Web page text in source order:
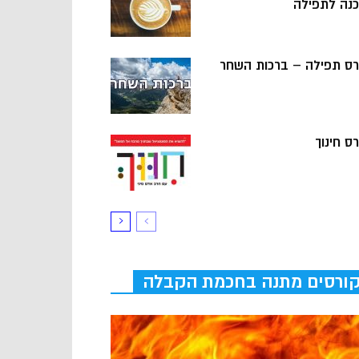
לתפילה
תפילה – ברכות השחר
חינוך
קורסים מתנה בחכמת הקבלה